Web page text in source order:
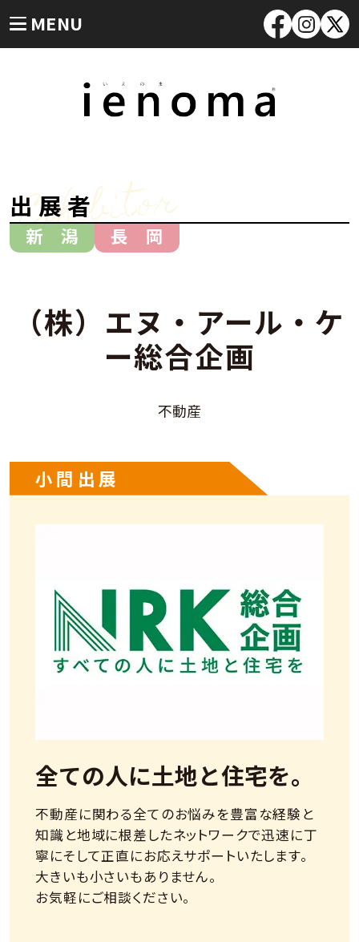
MENU
出展者
Exhibitor
長 岡
新 潟
（株）エヌ・アール・ケ
ー総合企画
不動産
小間出展
全ての人に土地と住宅を。
不動産に関わる全てのお悩みを豊富な経験と
知識と地域に根差したネットワークで迅速に丁
寧にそして正直にお応えサポートいたします。
大きいも小さいもありません。
お気軽にご相談ください。